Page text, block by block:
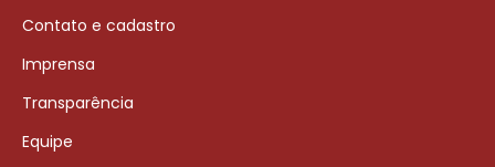
Contato e cadastro
Imprensa
Transparência
Equipe